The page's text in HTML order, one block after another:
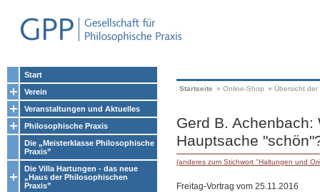
Start
Verein
Veranstaltungen und Aktuelles
Philosophische Praxis
Die „Meisterklasse Philosophische
Praxis”
Die Villa Hartungen - das neue
„Haus der Philosophischen
Praxis”
Startseite » Online-Shop » Übersicht
Gerd B.
Hauptsache
(anderes zum Stichwort "Haltungen und
Freitag-Vortrag vom 25.11.2016